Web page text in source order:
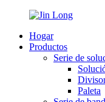
Hogar
Productos
Serie de
Paleta